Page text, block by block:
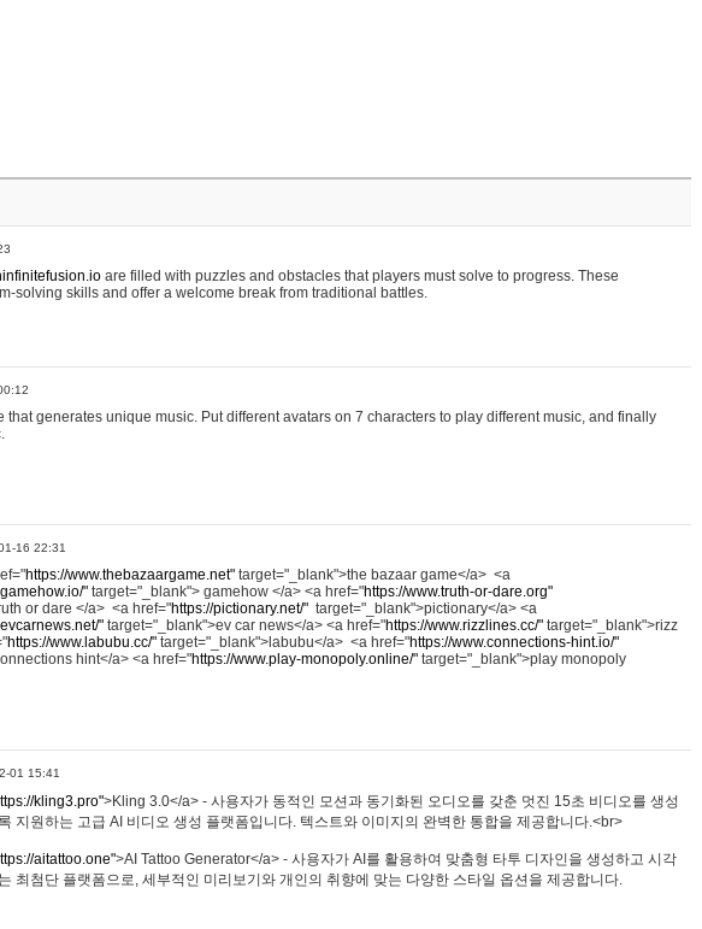
are filled with puzzles and obstacles that players must solve to progress. These
solving skills and offer a welcome break from traditional battles.
that generates unique music. Put different avatars on 7 characters to play different music, and finally
16 22:31
https://www.thebazaargame.net" target="_blank">the bazaar game</a> <a
" target="_blank"> gamehow </a> <a href="https://www.truth-or-dare.org"
or dare </a> <a href="https://pictionary.net/" target="_blank">pictionary</a> <a
" target="_blank">ev car news</a> <a href="https://www.rizzlines.cc/" target="_blank">rizz
https://www.labubu.cc/" target="_blank">labubu</a> <a href="https://www.connections-hint.io/"
hint</a> <a href="https://www.play-monopoly.online/" target="_blank">play monopoly
01 15:41
kling3.pro">Kling 3.0</a> - 사용자가 동적인 모션과 동기화된 오디오를 갖춘 멋진 15초 비디오를 생성
지원하는 고급 AI 비디오 생성 플랫폼입니다. 텍스트와 이미지의 완벽한 통합을 제공합니다.<br>
aitattoo.one">AI Tattoo Generator</a> - 사용자가 AI를 활용하여 맞춤형 타투 디자인을 생성하고 시각
최첨단 플랫폼으로, 세부적인 미리보기와 개인의 취향에 맞는 다양한 스타일 옵션을 제공합니다.